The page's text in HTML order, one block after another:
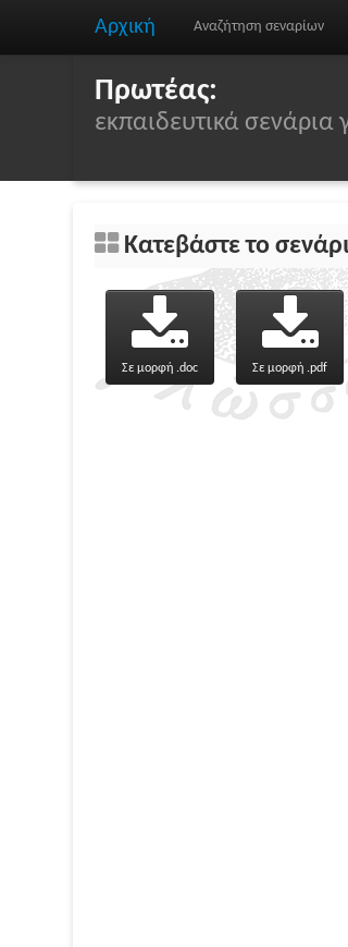
Αρχική Αναζήτηση σεναρίων
Πρωτέας:
εκπαιδευτικά
Κατεβάστε το
Σε μορφή .doc Σε μορφή .pdf